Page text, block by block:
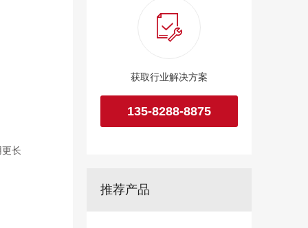
长
获取行业解决方案
135-8288-8875
推荐产品